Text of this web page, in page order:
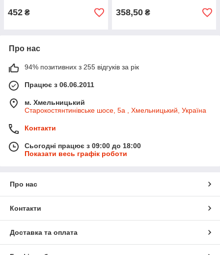
452 ₴ 358,50 ₴
Про нас
94% позитивних з 255 відгуків за рік
Працює з 06.06.2011
м. Хмельницький
Старокостянтинівське шосе, 5а , Хмельницький, Україна
Контакти
Сьогодні працює з 09:00 до 18:00
Показати весь графік роботи
Про нас
Контакти
Доставка та оплата